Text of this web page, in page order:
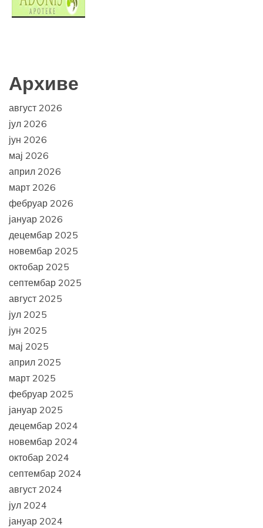
Архиве
август 2026
јул 2026
јун 2026
мај 2026
април 2026
март 2026
фебруар 2026
јануар 2026
децембар 2025
новембар 2025
октобар 2025
септембар 2025
август 2025
јул 2025
јун 2025
мај 2025
април 2025
март 2025
фебруар 2025
јануар 2025
децембар 2024
новембар 2024
октобар 2024
септембар 2024
август 2024
јул 2024
јануар 2024